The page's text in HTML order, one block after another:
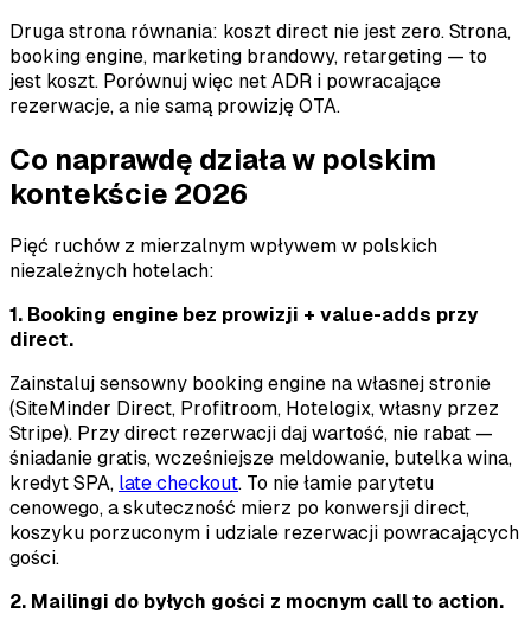
Druga strona równania: koszt direct nie jest zero. Strona,
booking engine, marketing brandowy, retargeting — to
jest koszt. Porównuj więc net ADR i powracające
rezerwacje, a nie samą prowizję OTA.
Co naprawdę działa w polskim
kontekście 2026
Pięć ruchów z mierzalnym wpływem w polskich
niezależnych hotelach:
1. Booking engine bez prowizji + value-adds przy
direct.
Zainstaluj sensowny booking engine na własnej stronie
(SiteMinder Direct, Profitroom, Hotelogix, własny przez
Stripe). Przy direct rezerwacji daj wartość, nie rabat —
śniadanie gratis, wcześniejsze meldowanie, butelka wina,
kredyt SPA, late checkout. To nie łamie parytetu
cenowego, a skuteczność mierz po konwersji direct,
koszyku porzuconym i udziale rezerwacji powracających
gości.
2. Mailingi do byłych gości z mocnym call to action.